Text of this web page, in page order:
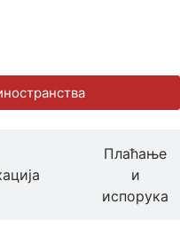
Плаћање
и
испорука